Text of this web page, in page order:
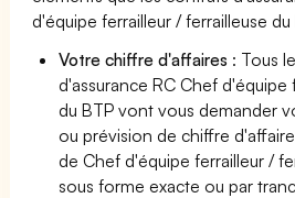
d'équipe ferrailleur / ferrailleuse
Votre chiffre d'affaires : Tous
d'assurance RC Chef d'équipe
du BTP vont vous demander
ou prévision de chiffre
de Chef d'équipe ferrailleur /
sous forme exacte ou par